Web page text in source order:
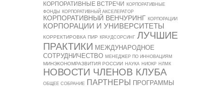
КОРПОРАТИВНЫЕ ВСТРЕЧИ
КОРПОРАТИВНЫЕ
ФОНДЫ
КОРПОРАТИВНЫЙ АКСЕЛЕРАТОР
КОРПОРАТИВНЫЙ ВЕНЧУРИНГ КОРПОРАЦИИ
КОРПОРАЦИИ И УНИВЕРСИТЕТЫ
КОРРЕКТИРОВКА ПИР КРАУДСОРСИНГ ЛУЧШИЕ
ПРАКТИКИ МЕЖДУНАРОДНОЕ
СОТРУДНИЧЕСТВО МЕНЕДЖЕР ПО ИННОВАЦИЯМ
МИНЭКОНОМРАЗВИТИЯ РОССИИ НАУКА НИОКР НЛМК
НОВОСТИ ЧЛЕНОВ КЛУБА
ОБЩЕЕ СОБРАНИЕ ПАРТНЕРЫ
ПРОГРАММЫ